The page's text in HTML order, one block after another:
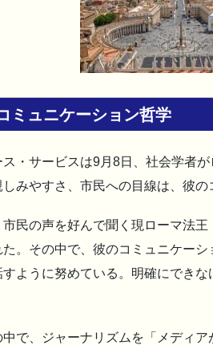
ミュニケーション哲学
・サービスは9月8日、社会学者
みやすさ、市民への目線は、彼の
民の声を好んで聞く現ローマ法
。その中で、彼のコミュニケー
ように努めている。明確にでき
で、ジャーナリズムを「メディ